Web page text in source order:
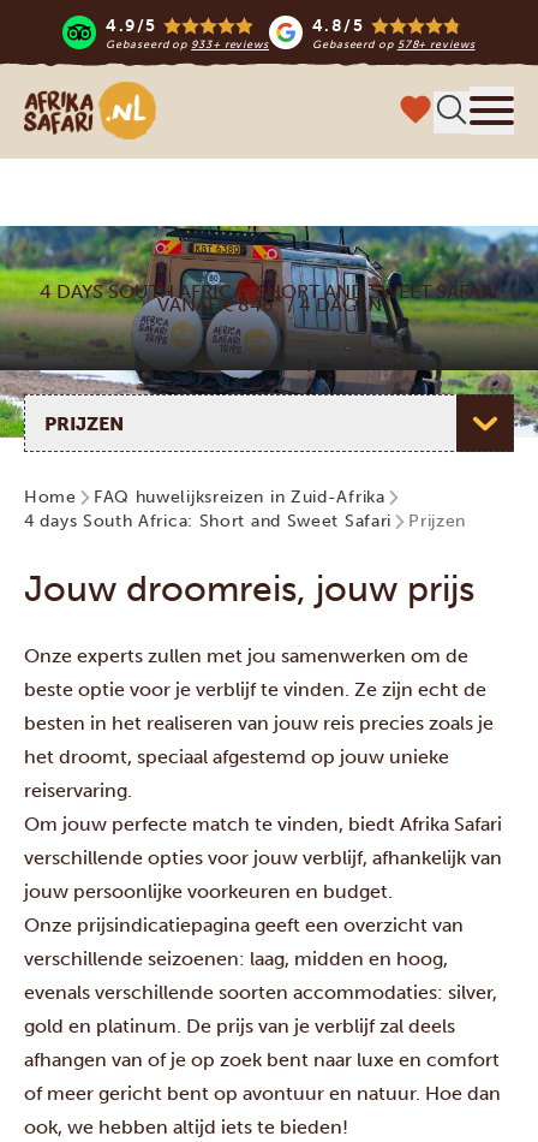
4.9/5
Gebaseerd op 933+ reviews
4.8/5
Gebaseerd op 578+ reviews
Afrika safari
4 DAYS SOUTH AFRICA: SHORT AND SWEET SAFARI
VANAF € 846*/ 4 DAGEN
Selecteer pagina
Home
FAQ huwelijksreizen in Zuid-Afrika
4 days South Africa: Short and Sweet Safari
Prijzen
Jouw droomreis, jouw prijs
Onze experts zullen met jou samenwerken om de
beste optie voor je verblijf te vinden. Ze zijn echt de
besten in het realiseren van jouw reis precies zoals je
het droomt, speciaal afgestemd op jouw unieke
reiservaring.
Om jouw perfecte match te vinden, biedt Afrika Safari
verschillende opties voor jouw verblijf, afhankelijk van
jouw persoonlijke voorkeuren en budget.
Onze prijsindicatiepagina geeft een overzicht van
verschillende seizoenen: laag, midden en hoog,
evenals verschillende soorten accommodaties: silver,
gold en platinum. De prijs van je verblijf zal deels
afhangen van of je op zoek bent naar luxe en comfort
of meer gericht bent op avontuur en natuur. Hoe dan
ook, we hebben altijd iets te bieden!